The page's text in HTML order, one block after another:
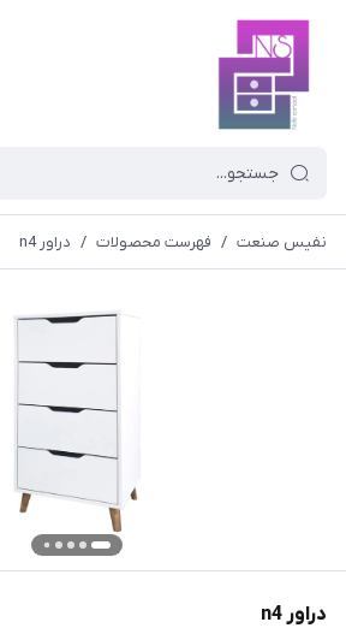
نفیس صنعت / فهرست محصولات / دراور n4
دراور n4